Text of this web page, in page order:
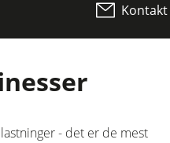
Kontakt
- det er de mest